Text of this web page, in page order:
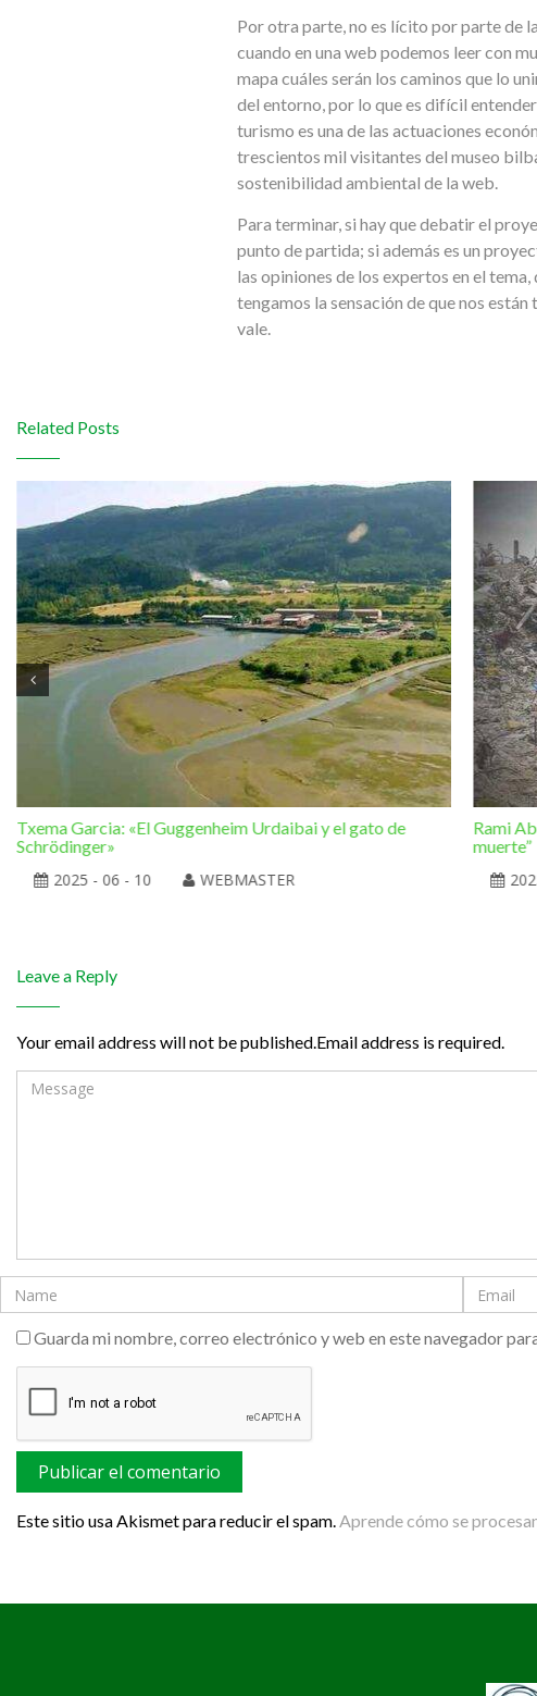
Por otra parte, no es lícito por parte de
cuando en una web podemos leer con
mapa cuáles serán los caminos que lo
del entorno, por lo que es difícil
turismo es una de las actuaciones
trescientos mil visitantes del museo
sostenibilidad ambiental de la web.
Para terminar, si hay que debatir el
punto de partida; si además es un
las opiniones de los expertos en el
tengamos la sensación de que nos
vale.
Related Posts
Txema Garcia: «El Guggenheim Urdaibai y el gato de
Schrödinger»
2025 - 06 - 10
WEBMASTER
Rami
muerte”
Leave a Reply
Your email address will not be published.Email address is required.
Guarda mi nombre, correo electrónico y web en este navegador
Este sitio usa Akismet para reducir el spam.Aprende cómo se